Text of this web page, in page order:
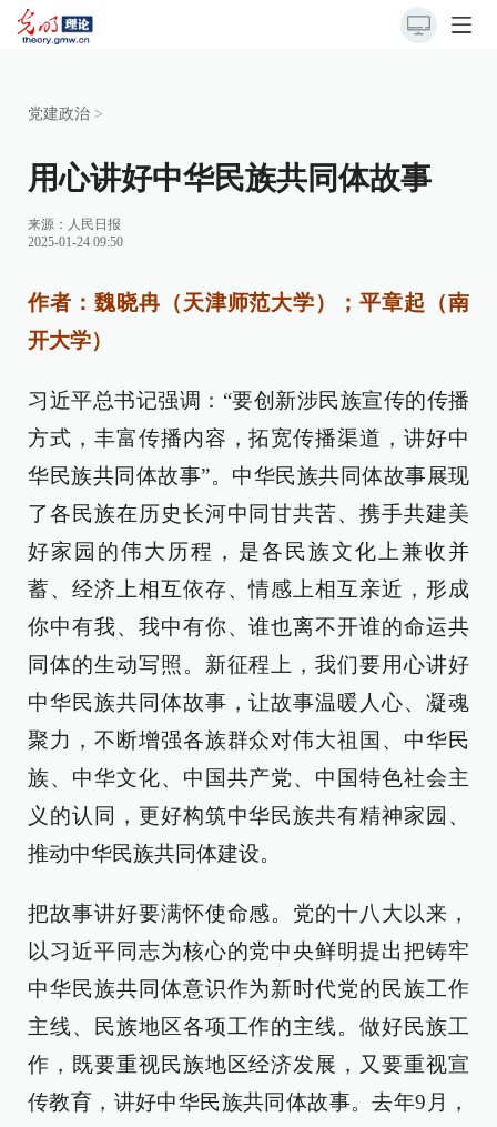
党建政治 >
用心讲好中华民族共同体故事
来源： 人民日报
2025-01-24 09:50
作者：魏晓冉（天津师范大学）；平章起（南
开大学）
习近平总书记强调：“要创新涉民族宣传的传播
方式，丰富传播内容，拓宽传播渠道，讲好中
华民族共同体故事”。中华民族共同体故事展现
了各民族在历史长河中同甘共苦、携手共建美
好家园的伟大历程，是各民族文化上兼收并
蓄、经济上相互依存、情感上相互亲近，形成
你中有我、我中有你、谁也离不开谁的命运共
同体的生动写照。新征程上，我们要用心讲好
中华民族共同体故事，让故事温暖人心、凝魂
聚力，不断增强各族群众对伟大祖国、中华民
族、中华文化、中国共产党、中国特色社会主
义的认同，更好构筑中华民族共有精神家园、
推动中华民族共同体建设。
把故事讲好要满怀使命感。党的十八大以来，
以习近平同志为核心的党中央鲜明提出把铸牢
中华民族共同体意识作为新时代党的民族工作
主线、民族地区各项工作的主线。做好民族工
作，既要重视民族地区经济发展，又要重视宣
传教育，讲好中华民族共同体故事。去年9月，